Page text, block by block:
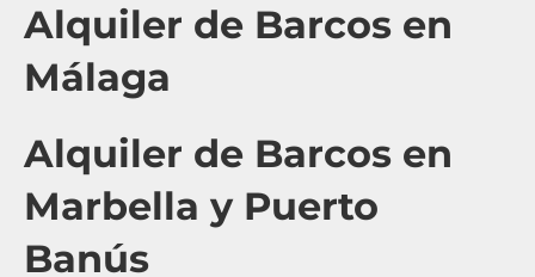
Alquiler de Barcos en
Málaga
Alquiler de Barcos en
Marbella y Puerto
Banús